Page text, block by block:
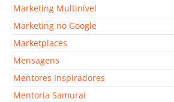
Marketing Multinível
Marketing no Google
Marketplaces
Mensagens
Mentores Inspiradores
Mentoria Samurai